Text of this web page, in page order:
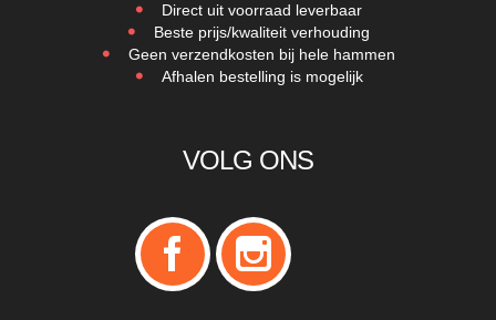
Direct uit voorraad leverbaar
Beste prijs/kwaliteit verhouding
Geen verzendkosten bij hele hammen
Afhalen bestelling is mogelijk
VOLG ONS